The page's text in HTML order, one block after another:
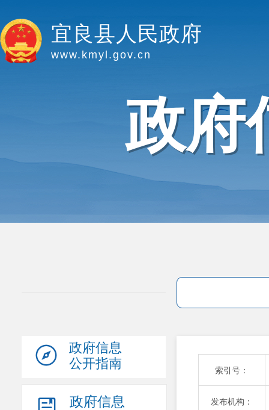
宜良县人民政府
www.kmyl.gov.cn
政府
政府信息
公开指南
政府信息
索引号：
发布机构：